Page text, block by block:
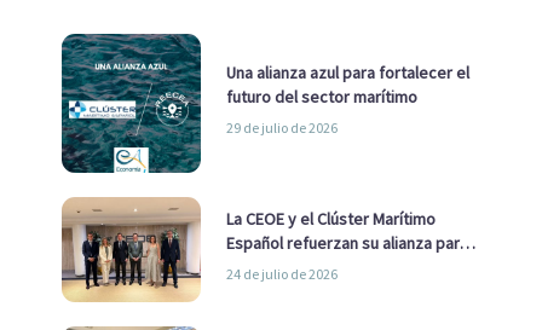
Una alianza azul para fortalecer el
futuro del sector marítimo
29 de julio de 2026
La CEOE y el Clúster Marítimo
Español refuerzan su alianza para
impulsar una estrategia Nacional
24 de julio de 2026